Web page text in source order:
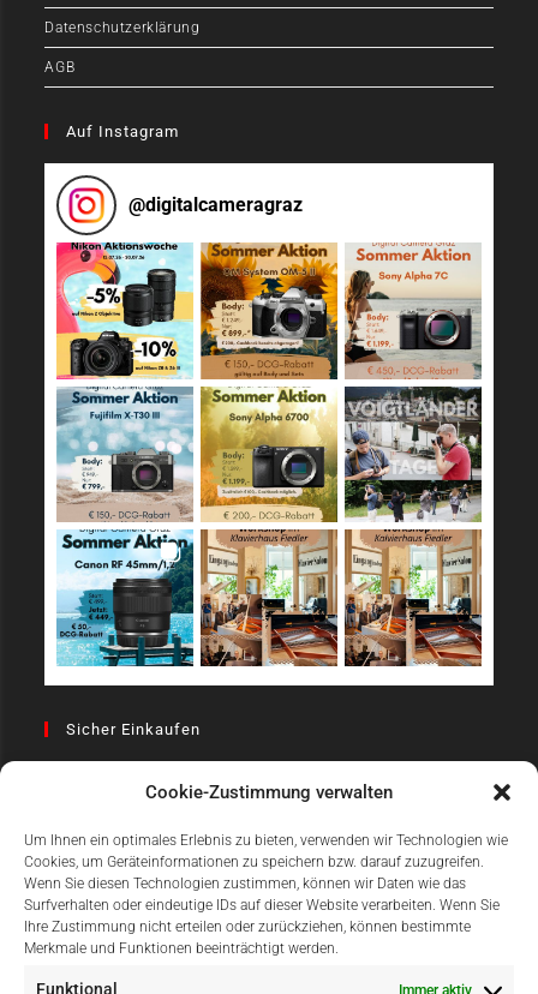
Cookie-Zustimmung verwalten
Um Ihnen ein optimales Erlebnis zu bieten, verwenden wir Technologien wie
Cookies, um Geräteinformationen zu speichern bzw. darauf zuzugreifen.
Wenn Sie diesen Technologien zustimmen, können wir Daten wie das
Surfverhalten oder eindeutige IDs auf dieser Website verarbeiten. Wenn Sie
Ihre Zustimmung nicht erteilen oder zurückziehen, können bestimmte
Merkmale und Funktionen beeinträchtigt werden.
Funktional Immer aktiv
Datenschutzerklärung
AGB
Auf Instagram
@digitalcameragraz
Sicher Einkaufen
Einfach Online Bezahlen